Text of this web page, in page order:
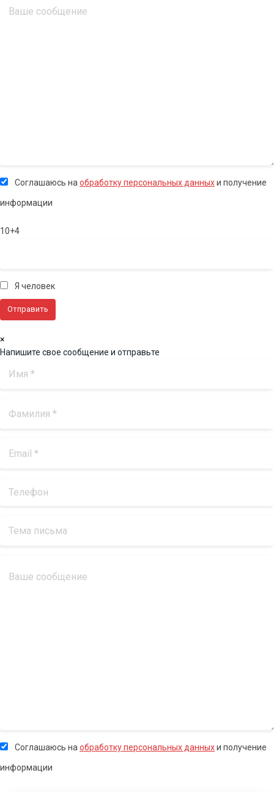
Соглашаюсь на обработку персональных данныхи получение
информации
10+4
Я человек
×
Напишите свое сообщение и отправьте
Соглашаюсь на обработку персональных данныхи получение
информации